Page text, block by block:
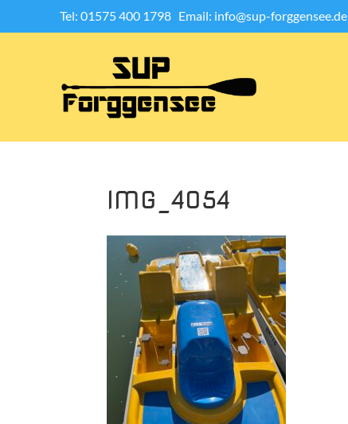
Tel: 01575 400 1798 Email: info@sup-forggensee.de
IMG_4054